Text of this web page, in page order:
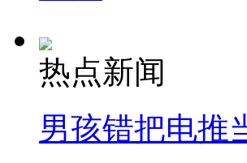
纽约上演“枕头大战”
司机酒驾遇交警 急速倒车逃窜
热点新闻
男孩错把电推